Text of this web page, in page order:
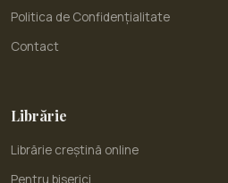
Politica de Confidențialitate
Contact
Librărie
Librărie creștină online
Pentru biserici